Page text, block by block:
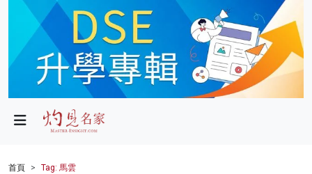
政局
財經
首頁 Tag: 馬雲